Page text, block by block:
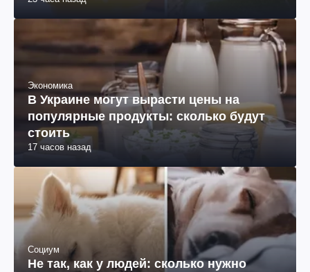
Экономика
В Украине могут вырасти цены на
популярные продукты: сколько будут
стоить
17 часов назад
Социум
Не так, как у людей: сколько нужно